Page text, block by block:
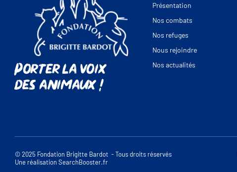
Porter la voix
des animaux !
Présentation
Nos combats
Nos refuges
Nous rejoindre
Nos actualités
© 2025 Fondation Brigitte Bardot - Tous droits réservés
Une réalisation SearchBooster.fr